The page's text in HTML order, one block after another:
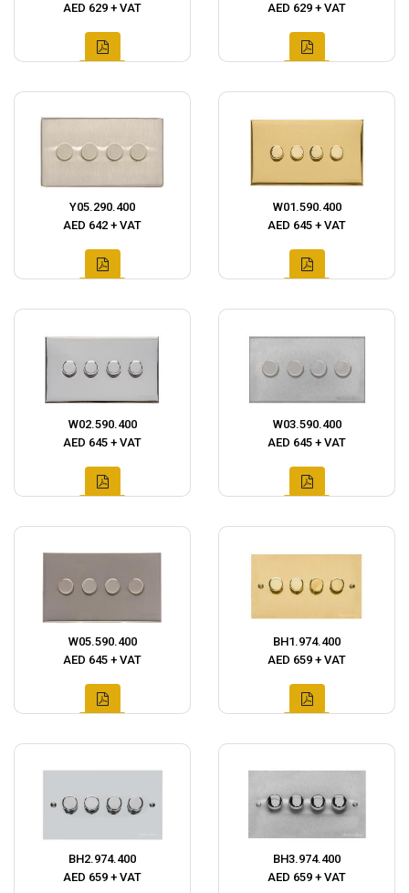
AED 629 + VAT
AED 629 + VAT
Y05.290.400
AED 642 + VAT
W01.590.400
AED 645 + VAT
W02.590.400
AED 645 + VAT
W03.590.400
AED 645 + VAT
W05.590.400
AED 645 + VAT
BH1.974.400
AED 659 + VAT
BH2.974.400
AED 659 + VAT
BH3.974.400
AED 659 + VAT